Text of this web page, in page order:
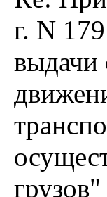
г. N
выдачи
грузов"